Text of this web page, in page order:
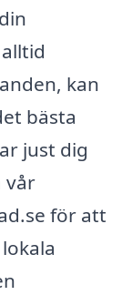
kan
bästa
just dig
vår
för att